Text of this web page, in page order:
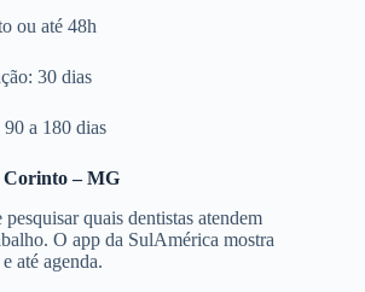
ou até 48h
30 dias
a 180 dias
Corinto – MG
quais dentistas atendem
O app da SulAmérica mostra
até agenda.